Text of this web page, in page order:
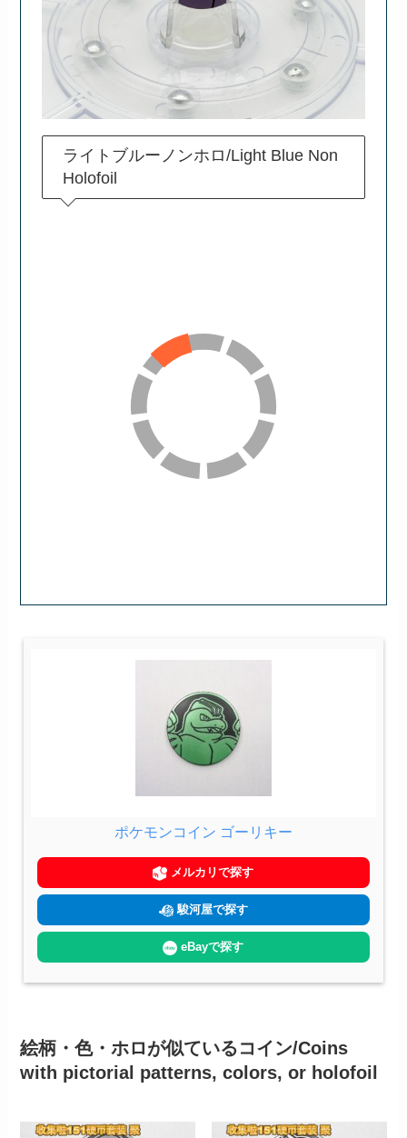
ライトブルーノンホロ/Light Blue Non
Holofoil
ポケモンコイン ゴーリキー
メルカリで探す
駿河屋で探す
eBayで探す
絵柄・色・ホロが似ているコイン/Coins
with pictorial patterns, colors, or holofoil